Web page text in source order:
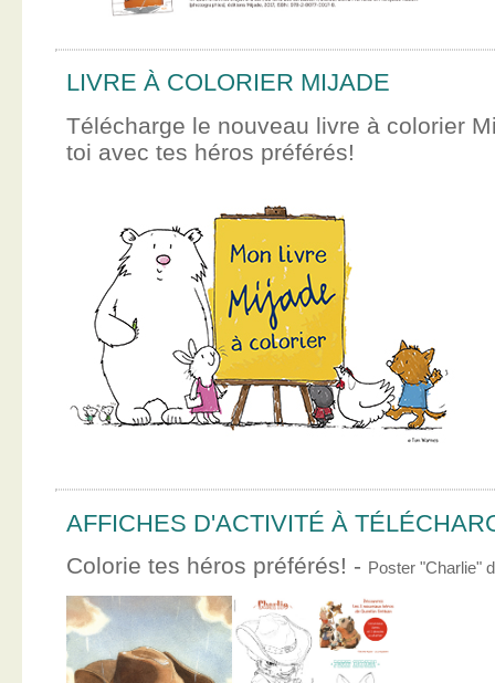
LIVRE À COLORIER MIJADE
Télécharge le nouveau livre à colorier
toi avec tes héros préférés!
AFFICHES D'ACTIVITÉ À
Colorie tes héros préférés! - Poster "Charlie"